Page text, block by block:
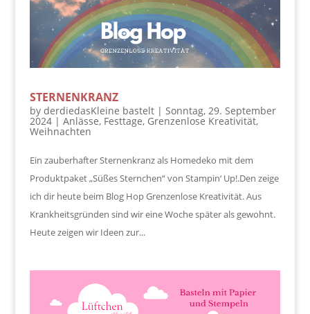
STERNENKRANZ
by derdiedasKleine bastelt| Sonntag, 29. September
2024| Anlässe, Festtage, Grenzenlose Kreativität,
Weihnachten
Ein zauberhafter Sternenkranz als Homedeko mit dem
Produktpaket „Süßes Sternchen“ von Stampin‘ Up!.Den zeige
ich dir heute beim Blog Hop Grenzenlose Kreativität. Aus
Krankheitsgründen sind wir eine Woche später als gewohnt.
Heute zeigen wir Ideen zur...